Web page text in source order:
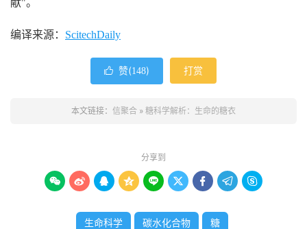
献"。
编译来源： ScitechDaily
 赞(148) 打赏
本文链接： 信聚合 » 糖科学解析：生命的糖衣
分享到
        
生命科学 碳水化合物 糖